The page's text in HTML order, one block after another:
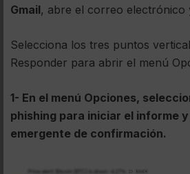
Gmail, abre el correo electrónico
Selecciona los tres puntos
Responder para abrir el menú
1- En el menú Opciones,
phishing para iniciar el informe
emergente de confirmación.